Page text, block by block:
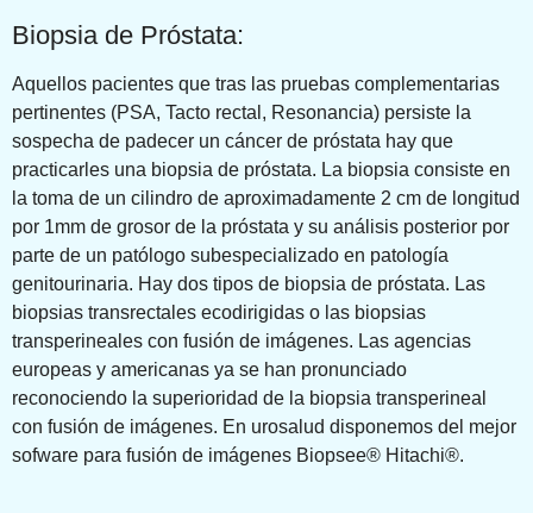
Biopsia de Próstata:
Aquellos pacientes que tras las pruebas complementarias
pertinentes (PSA, Tacto rectal, Resonancia) persiste la
sospecha de padecer un cáncer de próstata hay que
practicarles una biopsia de próstata. La biopsia consiste en
la toma de un cilindro de aproximadamente 2 cm de longitud
por 1mm de grosor de la próstata y su análisis posterior por
parte de un patólogo subespecializado en patología
genitourinaria. Hay dos tipos de biopsia de próstata. Las
biopsias transrectales ecodirigidas o las biopsias
transperineales con fusión de imágenes. Las agencias
europeas y americanas ya se han pronunciado
reconociendo la superioridad de la biopsia transperineal
con fusión de imágenes. En urosalud disponemos del mejor
sofware para fusión de imágenes Biopsee® Hitachi®.